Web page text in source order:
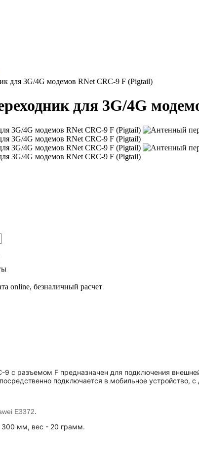
для 3G/4G модемов RNet CRC-9 F (Pigtail)
для 3G/4G
online, безналичный расчет
9 с разъемом F предназначен для подключения
подключается в мобильное
E3372.
300 мм, вес - 20 грамм.